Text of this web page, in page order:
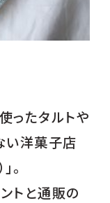
ったタルトや
い洋菓子店
。
トと通販の